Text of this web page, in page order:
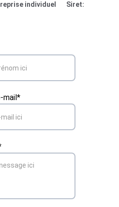
mail*
individuel       Siret: